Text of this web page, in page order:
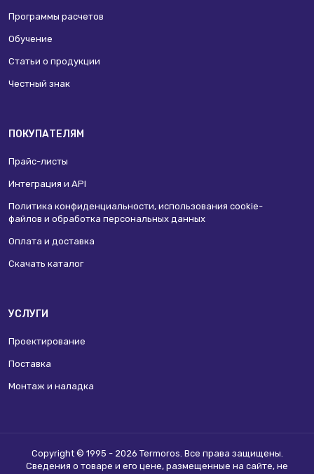
Программы расчетов
Обучение
Статьи о продукции
Честный знак
ПОКУПАТЕЛЯМ
Прайс-листы
Интеграция и API
Политика конфиденциальности, использования сookie-
файлов и обработка персональных данных
Оплата и доставка
Скачать каталог
УСЛУГИ
Проектирование
Поставка
Монтаж и наладка
Copyright © 1995 - 2026 Termoros. Все права защищены.
Сведения о товаре и его цене, размещенные на сайте, не